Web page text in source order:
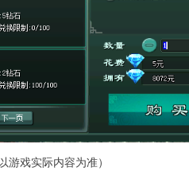
游戏实际内容为准）